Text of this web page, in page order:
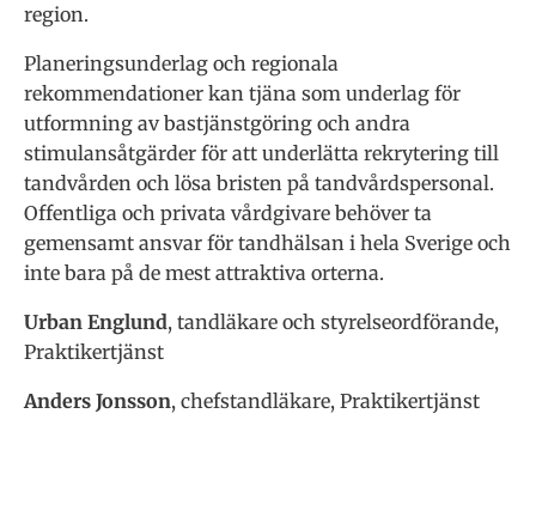
region.
Planeringsunderlag och regionala
rekommendationer kan tjäna som underlag för
utformning av bastjänstgöring och andra
stimulansåtgärder för att underlätta rekrytering till
tandvården och lösa bristen på tandvårdspersonal.
Offentliga och privata vårdgivare behöver ta
gemensamt ansvar för tandhälsan i hela Sverige och
inte bara på de mest attraktiva orterna.
Urban Englund, tandläkare och styrelseordförande,
Praktikertjänst
Anders Jonsson, chefstandläkare, Praktikertjänst